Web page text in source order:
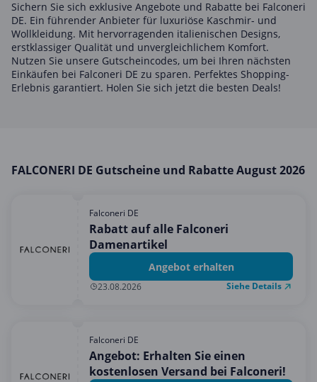
Gaming & Spielzeug
Garten, Haushalt & Tiere
Gesundheit & Beauty
Mobilfunk & Internet
Sonstiges
Urlaub & Reise
Sichern Sie sich exklusive Angebote und Rabatte bei Falconeri
DE. Ein führender Anbieter für luxuriöse Kaschmir- und
Wollkleidung. Mit hervorragenden italienischen Designs,
erstklassiger Qualität und unvergleichlichem Komfort.
Nutzen Sie unsere Gutscheincodes, um bei Ihren nächsten
Einkäufen bei Falconeri DE zu sparen. Perfektes Shopping-
Erlebnis garantiert. Holen Sie sich jetzt die besten Deals!
FALCONERI DE Gutscheine und Rabatte August 2026
Falconeri DE
Rabatt auf alle Falconeri
Damenartikel
Angebot erhalten
23.08.2026 Siehe Details
Falconeri DE
Angebot: Erhalten Sie einen
kostenlosen Versand bei Falconeri!